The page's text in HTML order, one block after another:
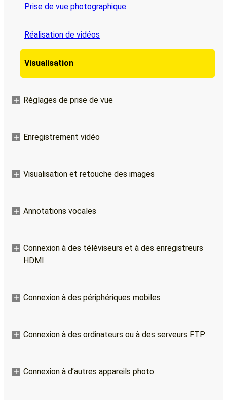
Prise de vue photographique
Réalisation de vidéos
Visualisation
Réglages de prise de vue
Enregistrement vidéo
Visualisation et retouche des images
Annotations vocales
Connexion à des téléviseurs et à des enregistreurs
HDMI
Connexion à des périphériques mobiles
Connexion à des ordinateurs ou à des serveurs FTP
Connexion à d’autres appareils photo